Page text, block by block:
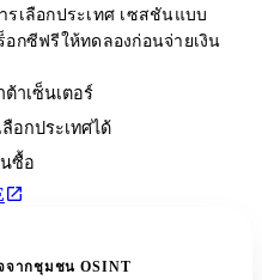
รเลือกประเทศ เซสชันแบบ
กซีฟรีให้ทดลองก่อนจ่ายเงิน
ต้าเซ็นเตอร์
อกประเทศได้
ซื้อ
จากชุมชน OSINT